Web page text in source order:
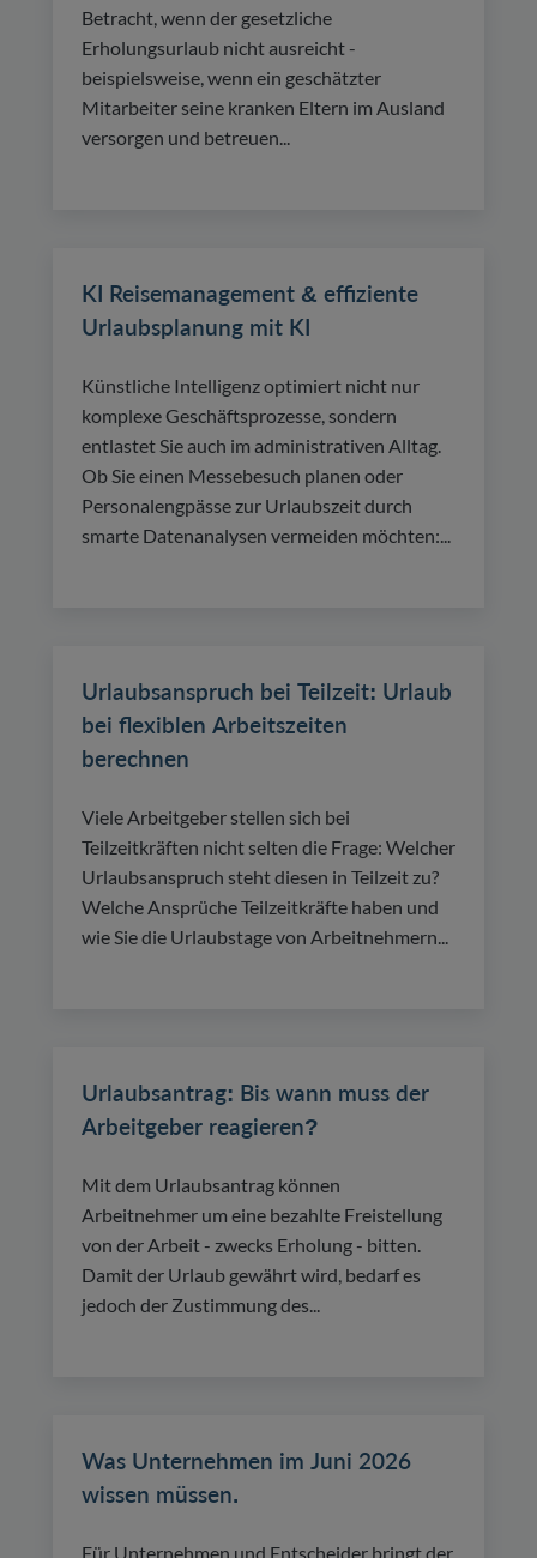
Betracht, wenn der gesetzliche
Erholungsurlaub nicht ausreicht -
beispielsweise, wenn ein geschätzter
Mitarbeiter seine kranken Eltern im Ausland
versorgen und betreuen...
KI Reisemanagement & effiziente
Urlaubsplanung mit KI
Künstliche Intelligenz optimiert nicht nur
komplexe Geschäftsprozesse, sondern
entlastet Sie auch im administrativen Alltag.
Ob Sie einen Messebesuch planen oder
Personalengpässe zur Urlaubszeit durch
smarte Datenanalysen vermeiden möchten:...
Urlaubsanspruch bei Teilzeit: Urlaub
bei flexiblen Arbeitszeiten
berechnen
Viele Arbeitgeber stellen sich bei
Teilzeitkräften nicht selten die Frage: Welcher
Urlaubsanspruch steht diesen in Teilzeit zu?
Welche Ansprüche Teilzeitkräfte haben und
wie Sie die Urlaubstage von Arbeitnehmern...
Urlaubsantrag: Bis wann muss der
Arbeitgeber reagieren?
Mit dem Urlaubsantrag können
Arbeitnehmer um eine bezahlte Freistellung
von der Arbeit - zwecks Erholung - bitten.
Damit der Urlaub gewährt wird, bedarf es
jedoch der Zustimmung des...
Was Unternehmen im Juni 2026
wissen müssen.
Für Unternehmen und Entscheider bringt der